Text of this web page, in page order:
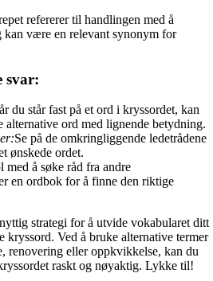
refererer til handlingen med å
kan være en relevant synonym for
svar:
du står fast på et ord i kryssordet, kan
ord med lignende betydning.
Se på de omkringliggende ledetrådene
ønskede ordet.
med å søke råd fra andre
en ordbok for å finne den riktige
strategi for å utvide vokabularet ditt
kryssord. Ved å bruke alternative termer
renovering eller oppkvikkelse, kan du
raskt og nøyaktig. Lykke til!